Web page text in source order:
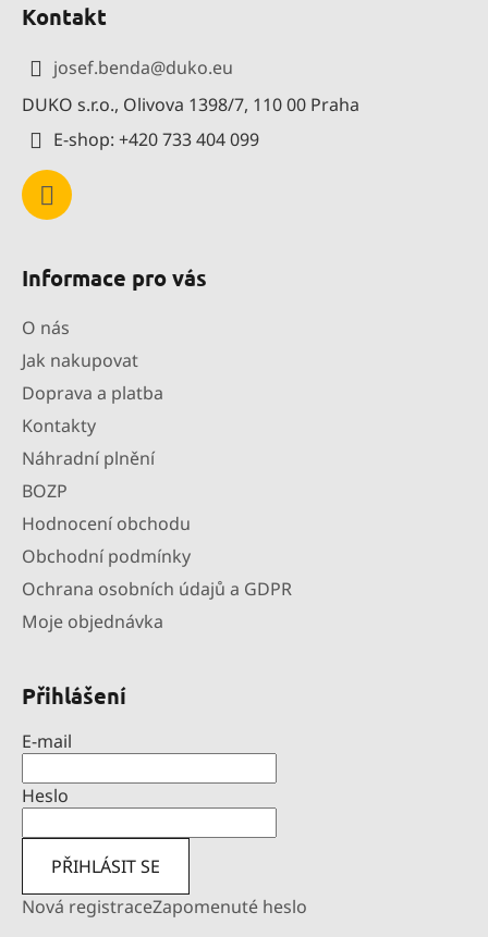
Kontakt
josef.benda@duko.eu
DUKO s.r.o., Olivova 1398/7, 110 00 Praha
E-shop: +420 733 404 099
Informace pro vás
O nás
Jak nakupovat
Doprava a platba
Kontakty
Náhradní plnění
BOZP
Hodnocení obchodu
Obchodní podmínky
Ochrana osobních údajů a GDPR
Moje objednávka
Přihlášení
E-mail
Heslo
PŘIHLÁSIT SE
Nová registraceZapomenuté heslo